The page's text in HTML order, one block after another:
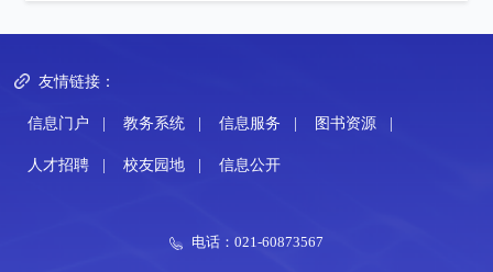
友情链接：
信息门户 | 教务系统 | 信息服务 | 图书资源 |
人才招聘 | 校友园地 | 信息公开
电话：021-60873567